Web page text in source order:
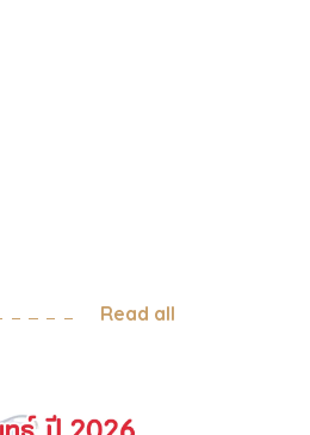
ป็น “เหตุผลส่วนตัว
Read all